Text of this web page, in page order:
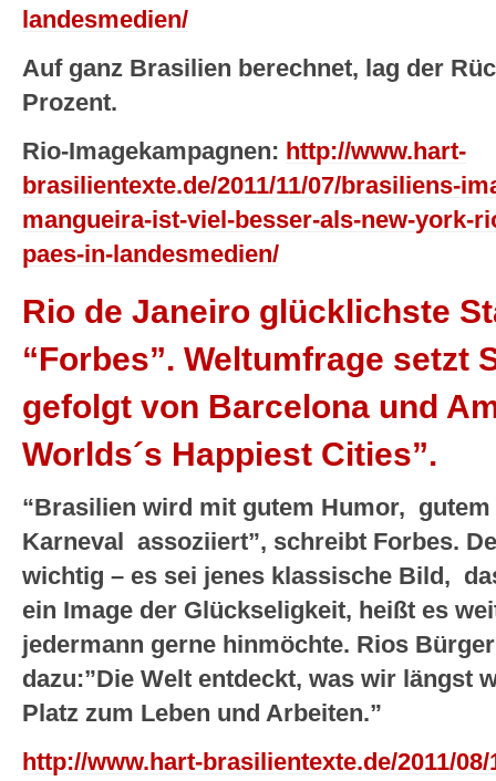
landesmedien/
Auf ganz Brasilien berechnet, lag der
Prozent.
Rio-Imagekampagnen: http://www.hart-
brasilientexte.de/2011/11/07/brasiliens-
mangueira-ist-viel-besser-als-new-york-
paes-in-landesmedien/
Rio de Janeiro glücklichste
“Forbes”. Weltumfrage setzt
gefolgt von Barcelona und
Worlds´s Happiest Cities”.
“Brasilien wird mit gutem Humor,
Karneval assoziiert”, schreibt Forbes.
wichtig – es sei jenes klassische Bild,
ein Image der Glückseligkeit, heißt es
jedermann gerne hinmöchte. Rios
dazu:”Die Welt entdeckt, was wir längst
Platz zum Leben und Arbeiten.”
http://www.hart-brasilientexte.de/2011/